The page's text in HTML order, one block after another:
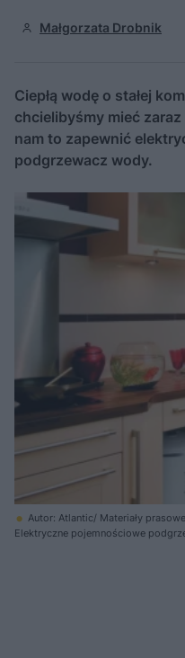
Małgorzata Drobnik
Ciepłą wodę o stałej
chcielibyśmy mieć
nam to zapewnić
podgrzewacz wody.
Autor: Atlantic/ Materiały prasowe
Elektryczne pojemnościowe